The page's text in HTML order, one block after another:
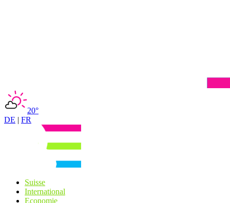
20°
DE | FR
Suisse
International
Economie